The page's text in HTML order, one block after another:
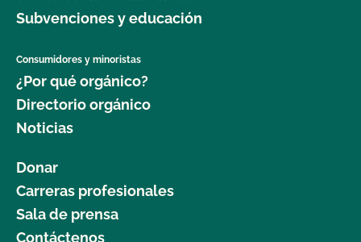
Subvenciones y educación
Consumidores y minoristas
¿Por qué orgánico?
Directorio orgánico
Noticias
Donar
Carreras profesionales
Sala de prensa
Contáctenos